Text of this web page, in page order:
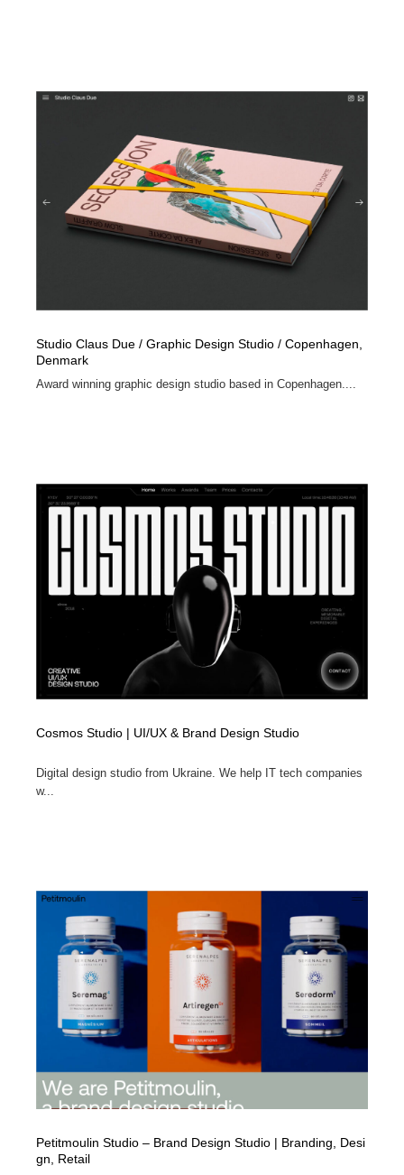
Studio Claus Due / Graphic Design Studio / Copenhagen,
Denmark
Award winning graphic design studio based in Copenhagen....
Cosmos Studio | UI/UX & Brand Design Studio
Digital design studio from Ukraine. We help IT tech companies
w...
Petitmoulin Studio – Brand Design Studio | Branding, Desi
gn, Retail